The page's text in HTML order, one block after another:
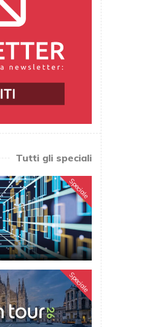
Tutti gli speciali
Speciale
Speciale